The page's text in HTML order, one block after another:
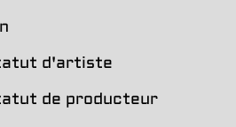
d'artiste
de producteur